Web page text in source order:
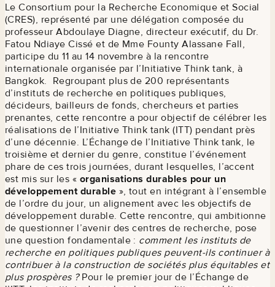
Le Consortium pour la Recherche Economique et Social
(CRES), représenté par une délégation composée du
professeur Abdoulaye Diagne, directeur exécutif, du Dr.
Fatou Ndiaye Cissé et de Mme Founty Alassane Fall,
participe du 11 au 14 novembre à la rencontre
internationale organisée par l’Initiative Think tank, à
Bangkok. Regroupant plus de 200 représentants
d’instituts de recherche en politiques publiques,
décideurs, bailleurs de fonds, chercheurs et parties
prenantes, cette rencontre a pour objectif de célébrer les
réalisations de l’Initiative Think tank (ITT) pendant près
d’une décennie. L’Échange de l’Initiative Think tank, le
troisième et dernier du genre, constitue l’événement
phare de ces trois journées, durant lesquelles, l’accent
est mis sur les « organisations durables pour un
développement durable », tout en intégrant à l’ensemble
de l’ordre du jour, un alignement avec les objectifs de
développement durable. Cette rencontre, qui ambitionne
de questionner l’avenir des centres de recherche, pose
une question fondamentale : comment les instituts de
recherche en politiques publiques peuvent-ils continuer à
contribuer à la construction de sociétés plus équitables et
plus prospères ?Pour le premier jour de l’Échange de